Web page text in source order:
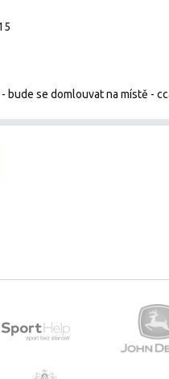
bude se domlouvat na místě -